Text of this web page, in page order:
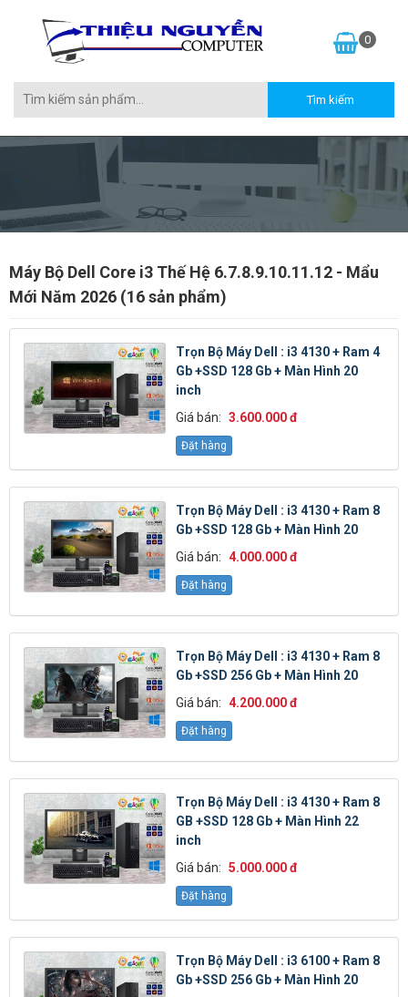
0
Máy Bộ Dell Core i3 Thế Hệ 6.7.8.9.10.11.12 - Mẩu
Mới Năm 2026 (16 sản phẩm)
Trọn Bộ Máy Dell : i3 4130 + Ram 4
Gb +SSD 128 Gb + Màn Hình 20
inch
Giá bán: 3.600.000 đ
Đặt hàng
Trọn Bộ Máy Dell : i3 4130 + Ram 8
Gb +SSD 128 Gb + Màn Hình 20
Giá bán: 4.000.000 đ
Đặt hàng
Trọn Bộ Máy Dell : i3 4130 + Ram 8
Gb +SSD 256 Gb + Màn Hình 20
Giá bán: 4.200.000 đ
Đặt hàng
Trọn Bộ Máy Dell : i3 4130 + Ram 8
GB +SSD 128 Gb + Màn Hình 22
inch
Giá bán: 5.000.000 đ
Đặt hàng
Trọn Bộ Máy Dell : i3 6100 + Ram 8
Gb +SSD 256 Gb + Màn Hình 20